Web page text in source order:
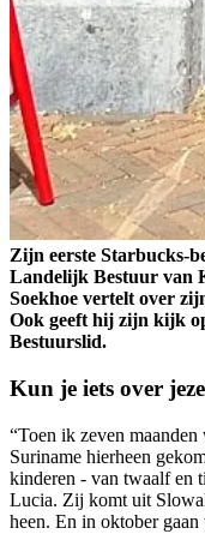
Zijn eerste Starbucks-
Landelijk Bestuur van
Soekhoe vertelt over
Ook geeft hij zijn kijk
Bestuurslid.
Kun je iets over
“Toen ik zeven
Suriname hierheen
kinderen - van twaalf en
Lucia. Zij komt uit
heen. En in oktober